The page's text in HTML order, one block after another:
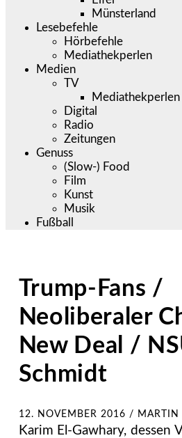
Münsterland
Lesebefehle
Hörbefehle
Mediathekperlen
Medien
TV
Mediathekperlen
Digital
Radio
Zeitungen
Genuss
(Slow-) Food
Film
Kunst
Musik
Fußball
Trump-Fans /
Neoliberaler
New Deal /
Schmidt
12. NOVEMBER 2016 / MARTIN
Karim El-Gawhary, dessen